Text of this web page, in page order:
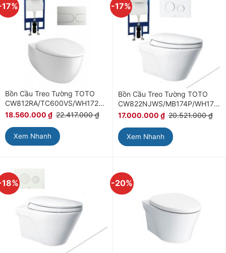
Bồn Cầu Treo Tường TOTO
CW812RA/TC600VS/WH172A/MB175M#SS
18.560.000 ₫ 22.417.000₫
Xem Nhanh
-17%
Bồn Cầu Treo Tường TOTO
CW822NJWS/MB174P/WH172A
17.000.000 ₫ 20.521.000₫
Xem Nhanh
-20%